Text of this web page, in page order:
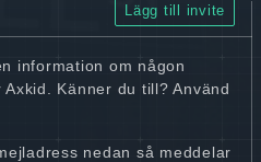
Lägg till invite
information om någon
Känner du till? Använd
nedan så meddelar